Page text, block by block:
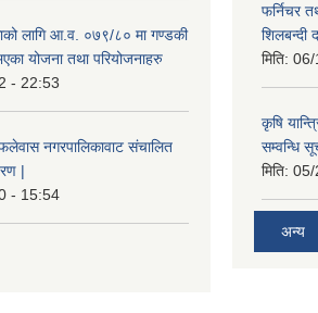
लागि आ.व. ०७९/८० मा गण्डकी
योजना तथा परियोजनाहरु
- 22:53
नगरपालिकावाट संचालित
|
- 15:54
फर्निचर
शिलबन्दी
मिति: 06/
कृषि
सम्वन्धि
मिति: 05/
अन्य